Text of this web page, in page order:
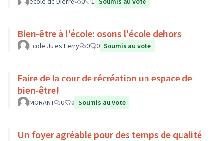
Bien-être à l'école: osons l'école dehors
Ecole Jules Ferry 0 0 Soumis au vote
Faire de la cour de récréation un espace de
bien-être!
MORANT 0 0 Soumis au vote
Un foyer agréable pour des temps de qualité